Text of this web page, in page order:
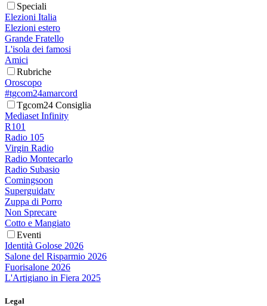
Speciali
Elezioni Italia
Elezioni estero
Grande Fratello
L'isola dei famosi
Amici
Rubriche
Oroscopo
#tgcom24amarcord
Tgcom24 Consiglia
Mediaset Infinity
R101
Radio 105
Virgin Radio
Radio Montecarlo
Radio Subasio
Comingsoon
Superguidatv
Zuppa di Porro
Non Sprecare
Cotto e Mangiato
Eventi
Identità Golose 2026
Salone del Risparmio 2026
Fuorisalone 2026
L'Artigiano in Fiera 2025
Legal